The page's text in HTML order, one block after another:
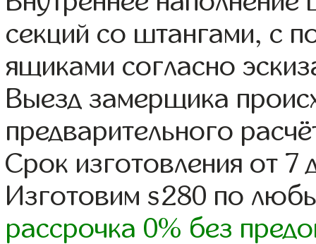
секций со штангами, с
ящиками согласно
Выезд замерщика
предварительного
Срок изготовления от 7
Изготовим s280 по
рассрочка 0% без